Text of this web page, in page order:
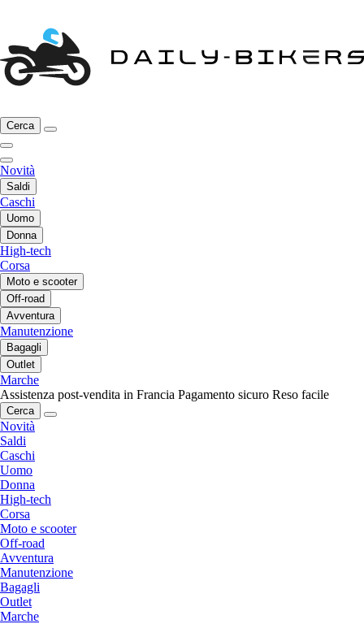
Cerca
Novità
Saldi
Caschi
Uomo
Donna
High-tech
Corsa
Moto e scooter
Off-road
Avventura
Manutenzione
Bagagli
Outlet
Marche
Assistenza post-vendita in Francia Pagamento sicuro Reso facile
Cerca
Novità
Saldi
Caschi
Uomo
Donna
High-tech
Corsa
Moto e scooter
Off-road
Avventura
Manutenzione
Bagagli
Outlet
Marche